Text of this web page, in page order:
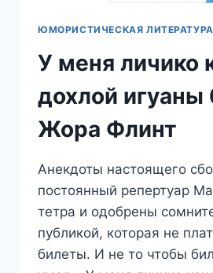
ЮМОРИСТИЧЕСКАЯ ЛИТЕРАТУРА
У меня личико
дохлой
Жора Флинт
Анекдоты настоящего
постоянный репертуар
тетра и одобрены
публикой, которая не
билеты. И не то чтобы